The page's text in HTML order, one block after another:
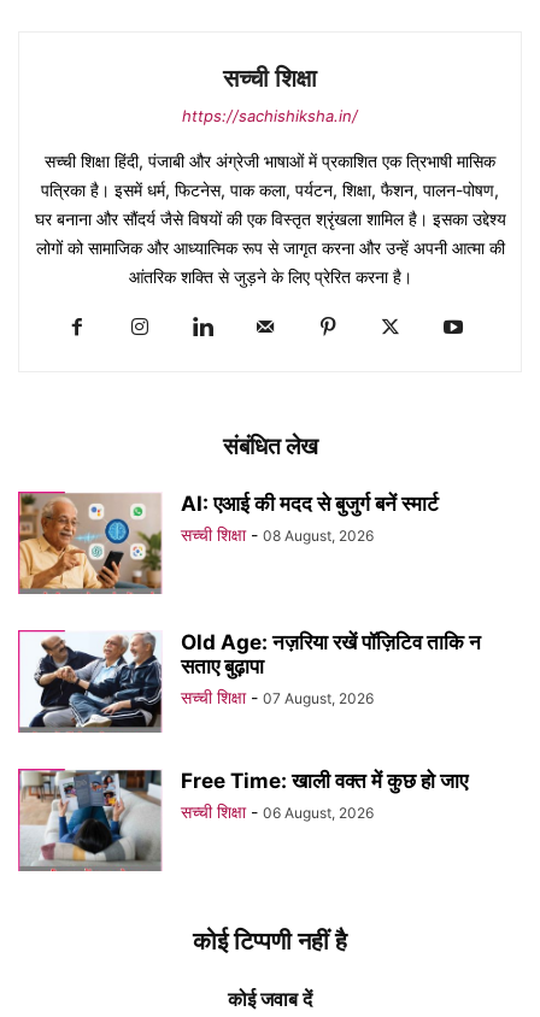
सच्ची शिक्षा
https://sachishiksha.in/
सच्ची शिक्षा हिंदी, पंजाबी और अंग्रेजी भाषाओं में प्रकाशित एक त्रिभाषी मासिक
पत्रिका है। इसमें धर्म, फिटनेस, पाक कला, पर्यटन, शिक्षा, फैशन, पालन-पोषण,
घर बनाना और सौंदर्य जैसे विषयों की एक विस्तृत श्रृंखला शामिल है। इसका उद्देश्य
लोगों को सामाजिक और आध्यात्मिक रूप से जागृत करना और उन्हें अपनी आत्मा की
आंतरिक शक्ति से जुड़ने के लिए प्रेरित करना है।
संबंधित लेख
AI: एआई की मदद से बुजुर्ग बनें स्मार्ट
सच्ची शिक्षा - 08 August, 2026
Old Age: नज़रिया रखें पॉज़िटिव ताकि न
सताए बुढ़ापा
सच्ची शिक्षा - 07 August, 2026
Free Time: खाली वक्त में कुछ हो जाए
सच्ची शिक्षा - 06 August, 2026
कोई टिप्पणी नहीं है
कोई जवाब दें